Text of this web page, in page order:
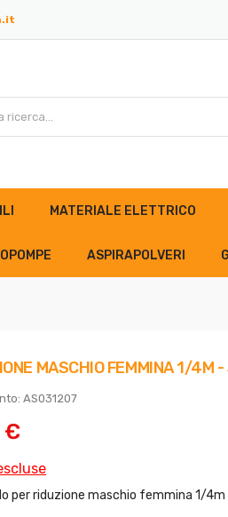
MATERIALE ELETTRICO
ASPIRAPOLVERI
MASCHIO FEMMINA 1/4M
AS031207
€
per riduzione maschio femmina 1/